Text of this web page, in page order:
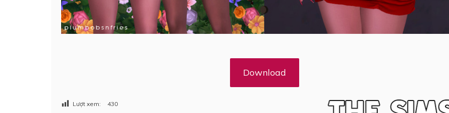
Download
Lượt xem: 430